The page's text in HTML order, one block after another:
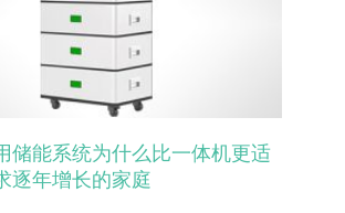
储能系统为什么比一体机更适
逐年增长的家庭